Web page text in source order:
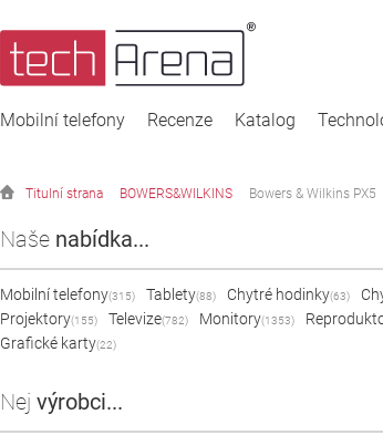
Mobilní telefony Recenze Katalog
Titulní strana BOWERS&WILKINS Bowers & Wilkins PX5
Naše nabídka...
Mobilní telefony(315) Tablety(88) Chytré hodinky(63)
Projektory(155) Televize(782) Monitory(1353)
Grafické karty(22)
Nej výrobci...